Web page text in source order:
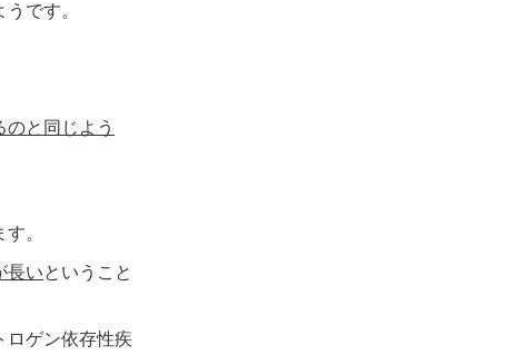
です。
と同じよう
。
長いということ
ロゲン依存性疾